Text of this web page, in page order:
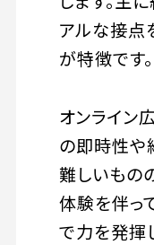
アルな接点
が特徴です。
オンライン
の即時性や
難しいもの
体験を伴っ
で力を発揮